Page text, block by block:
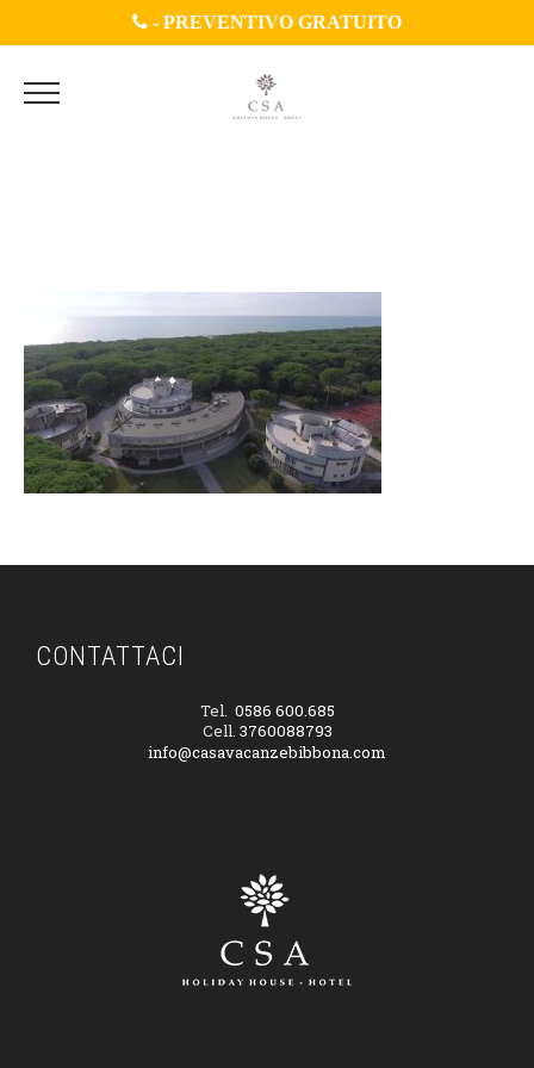
- PREVENTIVO GRATUITO
CONTATTACI
Tel. 0586 600.685
Cell. 3760088793
info@casavacanzebibbona.com